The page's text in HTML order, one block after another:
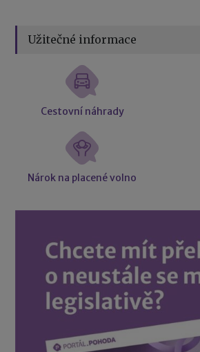
Užitečné informace
Cestovní náhrady
Nárok na placené volno